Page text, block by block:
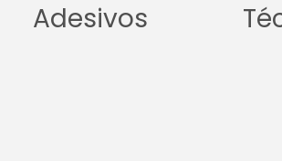
Adesivos